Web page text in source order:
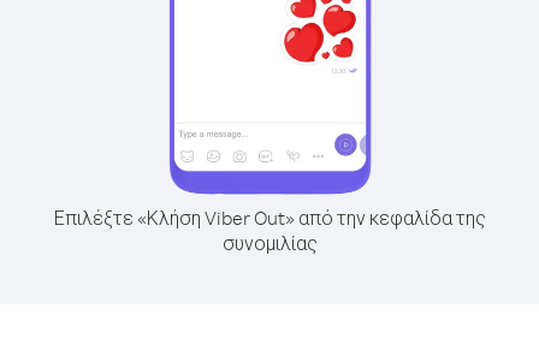
Επιλέξτε «Κλήση Viber Out» από την κεφαλίδα της
συνομιλίας